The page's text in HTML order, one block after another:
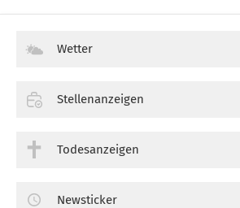
Wetter
Stellenanzeigen
Todesanzeigen
Newsticker